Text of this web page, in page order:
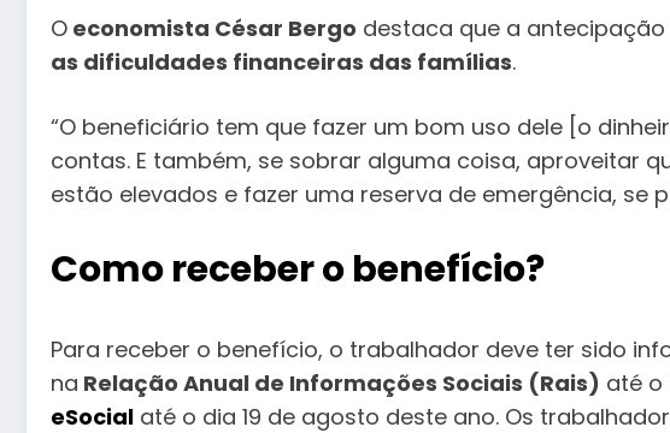
O economista César Bergo destaca que a
as dificuldades financeiras das famílias.
“O beneficiário tem que fazer um bom uso dele [o
contas. E também, se sobrar alguma coisa, aproveitar
estão elevados e fazer uma reserva de emergência, se
Como receber o benefício?
Para receber o benefício, o trabalhador deve ter sido
na Relação Anual de Informações Sociais (Rais) até o
eSocial até o dia 19 de agosto deste ano. Os